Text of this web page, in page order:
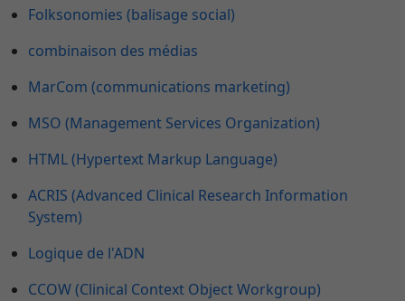
Folksonomies (balisage social)
combinaison des médias
MarCom (communications marketing)
MSO (Management Services Organization)
HTML (Hypertext Markup Language)
ACRIS (Advanced Clinical Research Information
System)
Logique de l'ADN
CCOW (Clinical Context Object Workgroup)